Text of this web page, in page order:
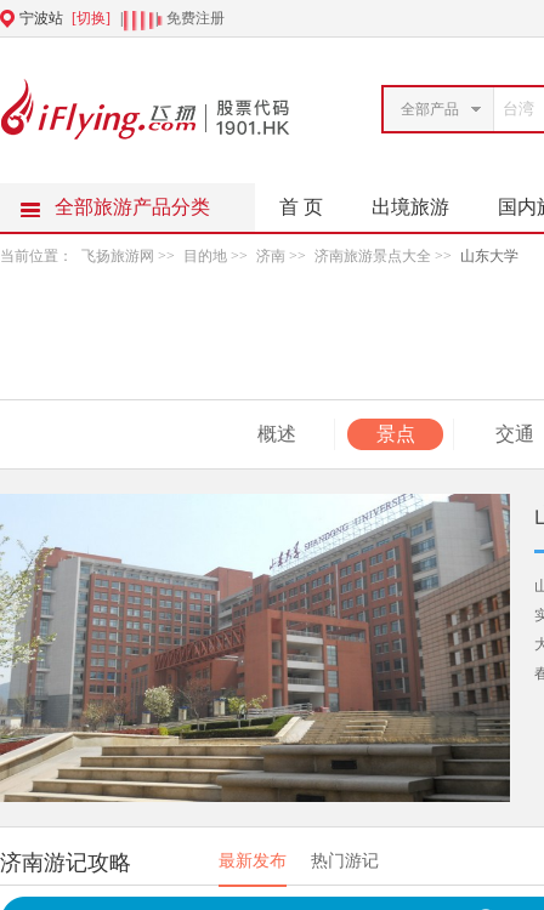
宁波站 [切换] 免费注册
全部产品
全部旅游产品分类 首 页 出境旅游 国内
当前位置： 飞扬旅游网 >> 目的地 >> 济南 >> 济南旅游景点大全 >> 山东大学
概述 景点 交通
济南游记攻略 最新发布 热门游记